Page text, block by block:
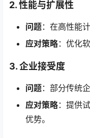
2. 性能与扩展性
问题：在高性能
应对策略：优化
3. 企业接受度
问题：部分传统
应对策略：提供
优势。